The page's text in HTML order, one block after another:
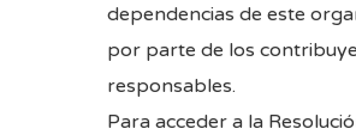
dependencias de este
por parte de los
responsables.
Para acceder a la